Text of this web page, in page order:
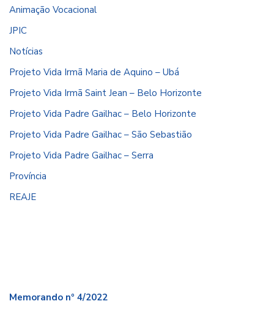
Animação Vocacional
JPIC
Notícias
Projeto Vida Irmã Maria de Aquino – Ubá
Projeto Vida Irmã Saint Jean – Belo Horizonte
Projeto Vida Padre Gailhac – Belo Horizonte
Projeto Vida Padre Gailhac – São Sebastião
Projeto Vida Padre Gailhac – Serra
Província
REAJE
Memorando nº 4/2022